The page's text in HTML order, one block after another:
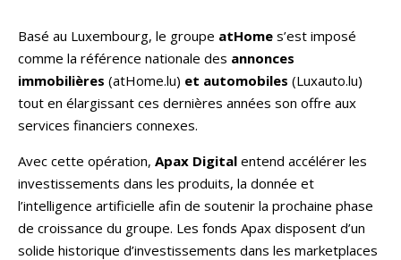
Basé au Luxembourg, le groupe atHome s’est imposé
comme la référence nationale des annonces
immobilières (atHome.lu) et automobiles (Luxauto.lu)
tout en élargissant ces dernières années son offre aux
services financiers connexes.
Avec cette opération, Apax Digital entend accélérer les
investissements dans les produits, la donnée et
l’intelligence artificielle afin de soutenir la prochaine phase
de croissance du groupe. Les fonds Apax disposent d’un
solide historique d’investissements dans les marketplaces